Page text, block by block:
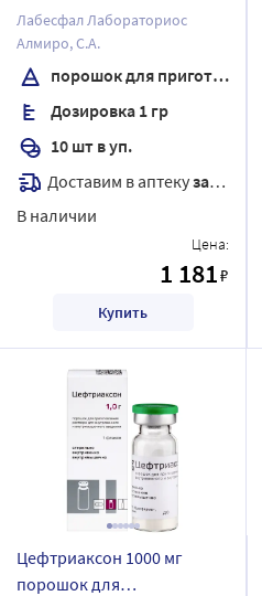
приготовления раствора
для внутривенного и
внутримышечного
введения 10 шт.
Лабесфал Лабораториос
Алмиро, С.А.
порошок для приготовления раствора для внутривенного и внутримышечного введения
Дозировка 1 гр
10 шт в уп.
Доставим в аптекузавтра
В наличии
Цена:
1 181₽
Купить
Цефтриаксон 1000 мг
порошок для